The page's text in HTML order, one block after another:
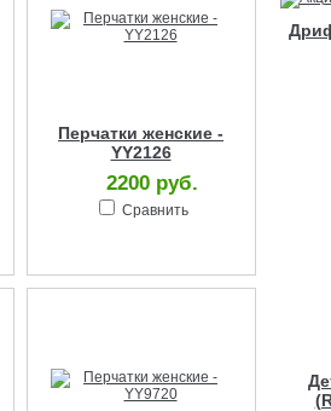
Перчатки женские -
YY2126
2200 руб.
Сравнить